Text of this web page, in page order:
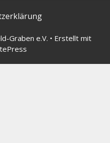
Graben e.V. • Erstellt mit